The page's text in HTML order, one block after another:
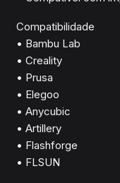
Compatibilidade
• Bambu Lab
• Creality
• Prusa
• Elegoo
• Anycubic
• Artillery
• Flashforge
• FLSUN